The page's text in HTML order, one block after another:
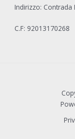
Indirizzo: Contrada
C.F: 92013170268